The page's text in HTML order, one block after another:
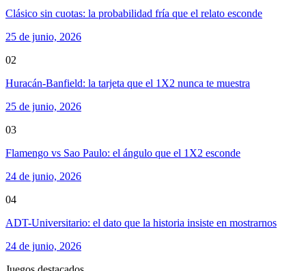
Clásico sin cuotas: la probabilidad fría que el relato esconde
25 de junio, 2026
02
Huracán-Banfield: la tarjeta que el 1X2 nunca te muestra
25 de junio, 2026
03
Flamengo vs Sao Paulo: el ángulo que el 1X2 esconde
24 de junio, 2026
04
ADT-Universitario: el dato que la historia insiste en mostrarnos
24 de junio, 2026